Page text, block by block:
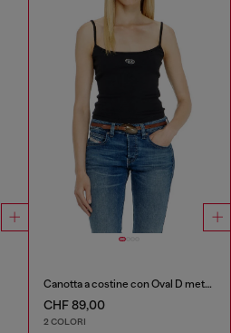
Canotta a costine con Oval D metallizzato
CHF 89,00
2 COLORI